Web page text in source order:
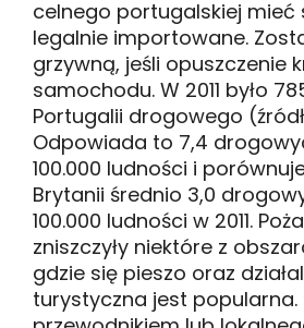
celnego portugalskiej
legalnie importowane.
grzywną, jeśli opuszczenie
samochodu. W 2011 było
Portugalii drogowego
Odpowiada to 7,4
100.000 ludności i
Brytanii średnio 3,0
100.000 ludności w 2011.
zniszczyły niektóre z
gdzie się pieszo oraz
turystyczna jest popularna.